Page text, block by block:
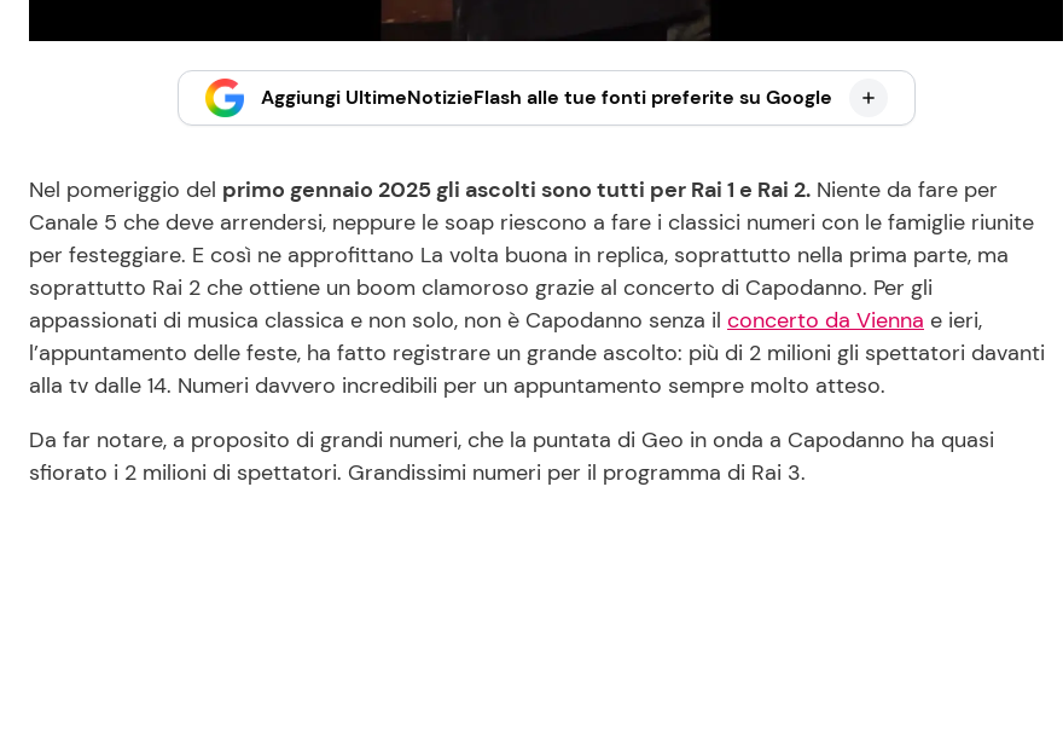
Aggiungi UltimeNotizieFlash alle tue fonti preferite su Google
Nel pomeriggio del primo gennaio 2025 gli ascolti sono tutti per Rai 1 e Rai 2. Niente da fare per
Canale 5 che deve arrendersi, neppure le soap riescono a fare i classici numeri con le famiglie riunite
per festeggiare. E così ne approfittano La volta buona in replica, soprattutto nella prima parte, ma
soprattutto Rai 2 che ottiene un boom clamoroso grazie al concerto di Capodanno. Per gli
appassionati di musica classica e non solo, non è Capodanno senza il concerto da Vienna e ieri,
l’appuntamento delle feste, ha fatto registrare un grande ascolto: più di 2 milioni gli spettatori davanti
alla tv dalle 14. Numeri davvero incredibili per un appuntamento sempre molto atteso.
Da far notare, a proposito di grandi numeri, che la puntata di Geo in onda a Capodanno ha quasi
sfiorato i 2 milioni di spettatori. Grandissimi numeri per il programma di Rai 3.